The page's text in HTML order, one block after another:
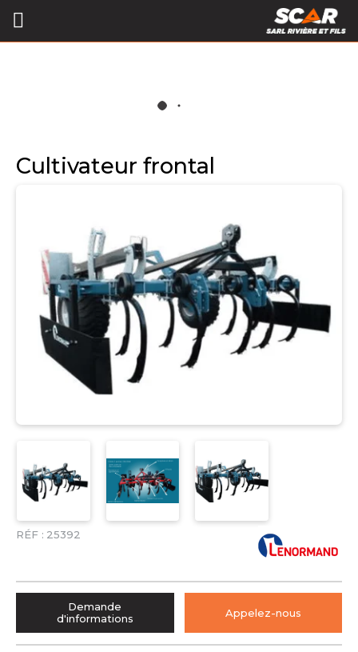
Cultivateur frontal
RÉF : 25392
Demande
d'informations
Appelez-nous